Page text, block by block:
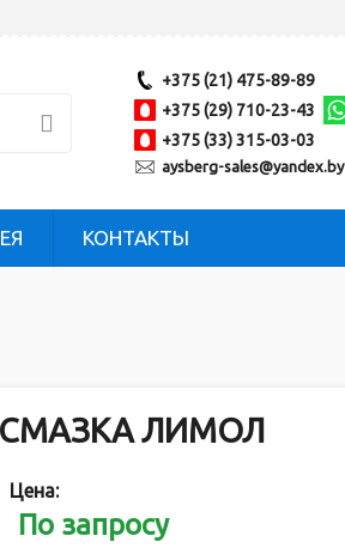
+375 (21) 475-89-89
+375 (29) 710-23-43
+375 (33) 315-03-03
aysberg-sales@yandex.by
КОНТАКТЫ
СМАЗКА ЛИМОЛ
Цена:
По запросу